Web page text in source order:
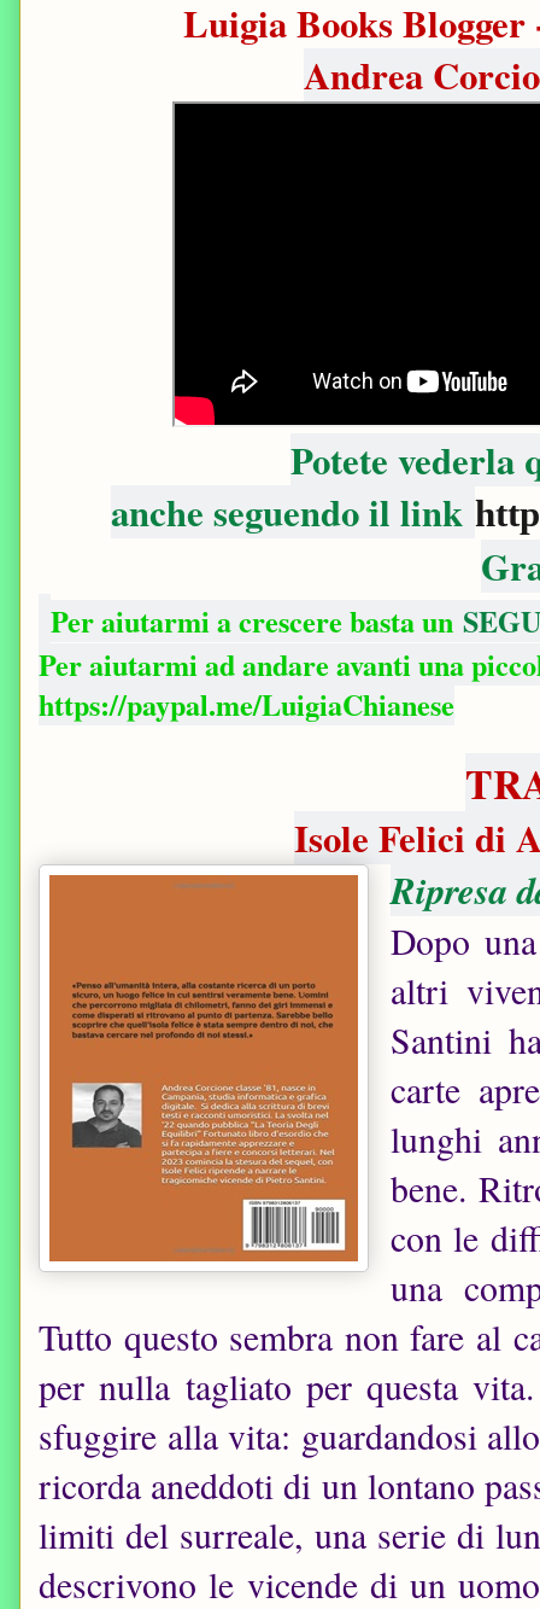
Luigia Books
Andrea
Potete vederla
anche seguendo il link
Per aiutarmi a crescere basta un
Per aiutarmi ad andare avanti una
https://paypal.me/LuigiaChianese
Isole Felici di
Ripresa
Dopo
altri
Santini
carte
lunghi
bene.
con le
una
Tutto questo sembra non fare al
per nulla tagliato per questa
sfuggire alla vita: guardandosi
ricorda aneddoti di un lontano
limiti del surreale, una serie di
descrivono le vicende di un